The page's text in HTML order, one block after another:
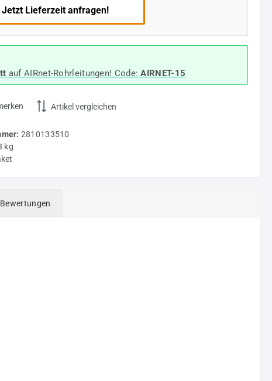
Jetzt Lieferzeit anfragen!
auf AIRnet-Rohrleitungen! Code:AIRNET-15
Artikel vergleichen
2810133510
kg
Bewertungen